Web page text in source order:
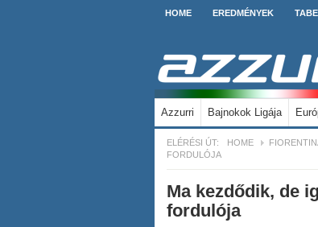
HOME EREDMÉNYEK
Azzurri Bajnokok Ligája
ELÉRÉSI ÚT: HOME
FORDULÓJA
Ma kezdődik, de
fordulója